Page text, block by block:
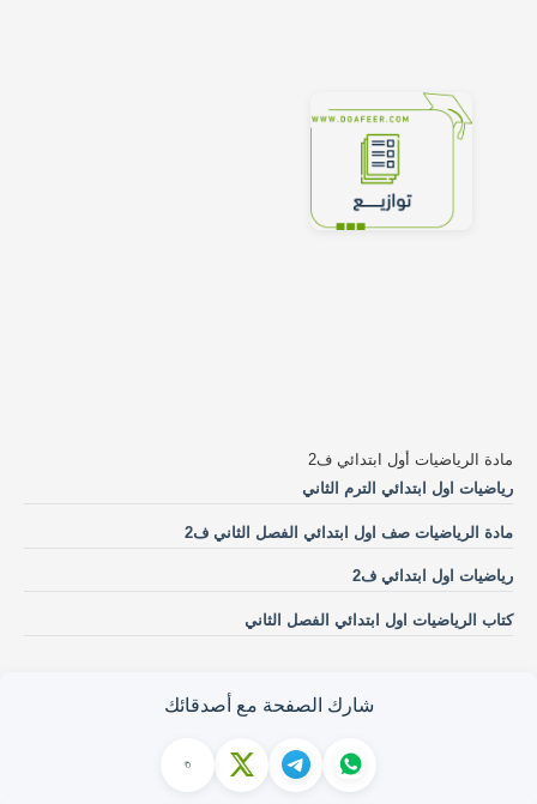
مادة الرياضيات أول ابتدائي ف2
رياضيات اول ابتدائي الترم الثاني
مادة الرياضيات صف اول ابتدائي الفصل الثاني ف2
رياضيات اول ابتدائي ف2
كتاب الرياضيات اول ابتدائي الفصل الثاني
شارك الصفحة مع أصدقائك